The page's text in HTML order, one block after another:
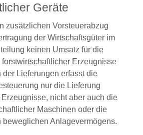
Geräte
zusätzlichen Vorsteuerabzug
der Wirtschaftsgüter im
keinen Umsatz für die
Erzeugnisse
der Lieferungen erfasst die
nur die Lieferung
nicht aber auch die
Maschinen oder die
beweglichen Anlagevermögens.